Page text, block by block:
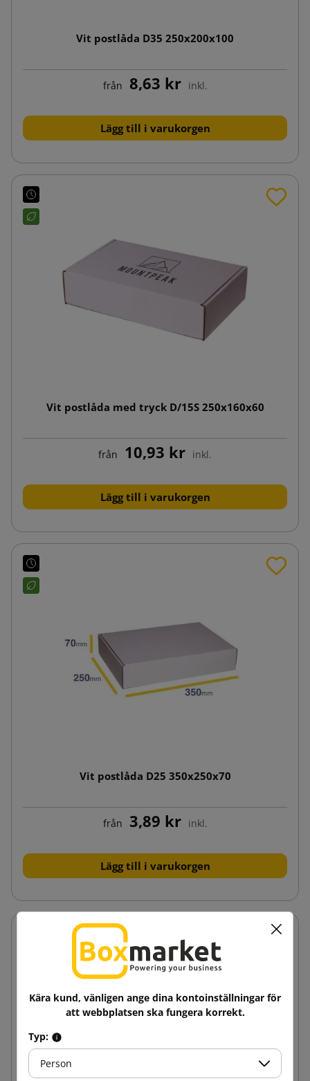
Vit postlåda D35 250x200x100
från 8,63 kr inkl.
Lägg till i varukorgen
Vit postlåda med tryck D/15S 250x160x60
från 10,93 kr inkl.
Lägg till i varukorgen
Vit postlåda D25 350x250x70
från 3,89 kr inkl.
Lägg till i varukorgen
Kära kund, vänligen ange dina kontoinställningar för
att webbplatsen ska fungera korrekt.
Typ:
Person